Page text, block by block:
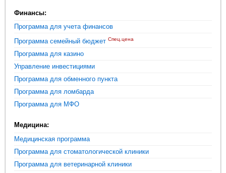
Финансы:
Программа для учета финансов
Программа семейный бюджет Спец.цена
Программа для казино
Управление инвестициями
Программа для обменного пункта
Программа для ломбарда
Программа для МФО
Медицина:
Медицинская программа
Программа для стоматологической клиники
Программа для ветеринарной клиники